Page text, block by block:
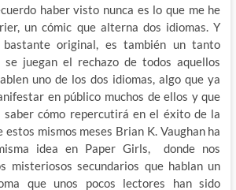
haber visto nunca es lo que me he
un cómic que alterna dos idiomas. Y
bastante original, es también un tanto
se juegan el rechazo de todos aquellos
uno de los dos idiomas, algo que ya
en público muchos de ellos y que
saber cómo repercutirá en el éxito de la
mismos meses Brian K. Vaughan ha
idea en Paper Girls, donde nos
misteriosos secundarios que hablan un
que unos pocos lectores han sido